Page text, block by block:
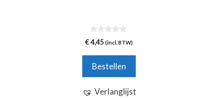
0
v
5
€4,45 (incl. BTW)
Bestellen
Verlanglijst